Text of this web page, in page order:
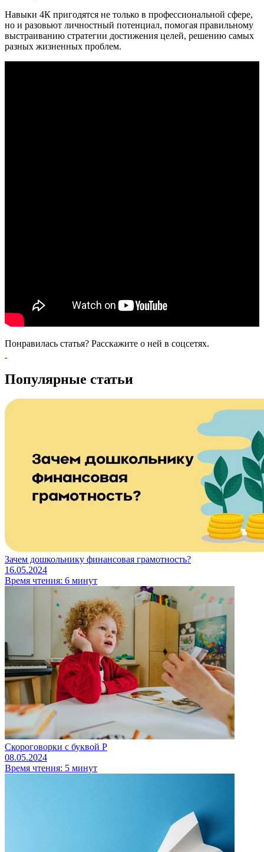
Навыки 4К пригодятся не только в профессиональной сфере,
но и разовьют личностный потенциал, помогая правильному
выстраиванию стратегии достижения целей, решению самых
разных жизненных проблем.
Понравилась статья? Расскажите о ней в соцсетях.
Популярные статьи
Зачем дошкольнику финансовая грамотность?
16.05.2024
Время чтения: 6 минут
Скороговорки с буквой Р
08.05.2024
Время чтения: 5 минут